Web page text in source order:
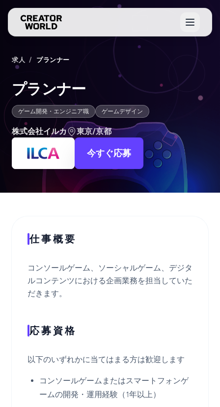
求人 / プランナー
プランナー
ゲーム開発・エンジニア職 ゲームデザイン
株式会社イルカ 東京/京都
今すぐ応募
仕事概要
コンソールゲーム、ソーシャルゲーム、デジタ
ルコンテンツにおける企画業務を担当していた
だきます。
応募資格
以下のいずれかに当てはまる方は歓迎します
コンソールゲームまたはスマートフォンゲ
ームの開発・運用経験（1年以上）